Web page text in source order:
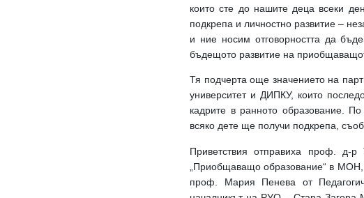
които сте до нашите деца всеки
подкрепа и личностно развитие –
и ние носим отговорността да
бъдещото развитие на
Тя подчерта още значението на
университет и ДИПКУ, които
кадрите в ранното образование.
всяко дете ще получи подкрепа,
Приветствия отправиха проф. д-
„Приобщаващо образование“ в
проф. Мария Пенева от